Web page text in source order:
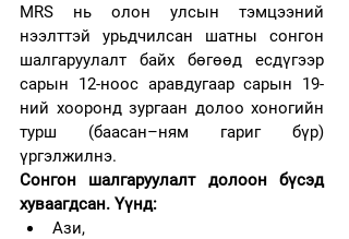
MRS нь олон улсын тэмцээний
нээлттэй урьдчилсан шатны сонгон
шалгаруулалт байх бөгөөд есдүгээр
сарын 12-ноос аравдугаар сарын 19-
ний хооронд зургаан долоо хоногийн
турш (баасан–ням гариг бүр)
үргэлжилнэ.
Сонгон шалгаруулалт долоон бүсэд
хуваагдсан. Үүнд:
Ази,